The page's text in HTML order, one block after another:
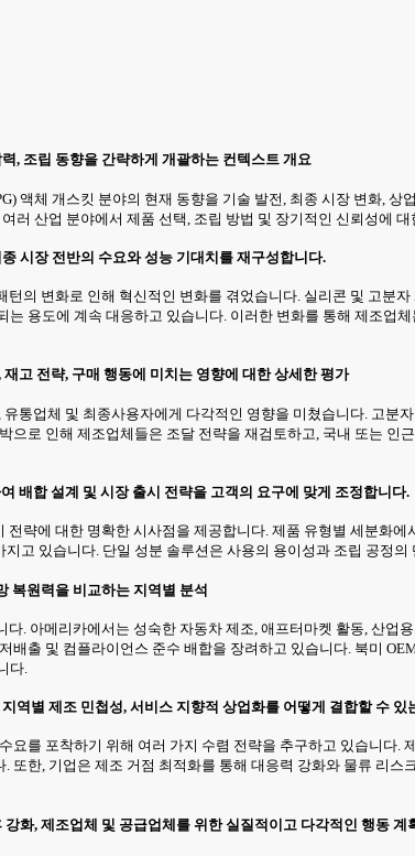
, 조립 동향을 간략하게 개괄하는 컨텍스트 개요
액체 개스킷 분야의 현재 동향을 기술 발전, 최종 시장 변화,
러 산업 분야에서 제품 선택, 조립 방법 및 장기적인 신뢰성에
시장 전반의 수요와 성능 기대치를 재구성합니다.
의 변화로 인해 혁신적인 변화를 겪었습니다. 실리콘 및 고
용도에 계속 대응하고 있습니다. 이러한 변화를 통해 제조업
고 전략, 구매 행동에 미치는 영향에 대한 상세한 평가
통업체 및 최종사용자에게 다각적인 영향을 미쳤습니다. 고
으로 인해 제조업체들은 조달 전략을 재검토하고, 국내 또는
배합 설계 및 시장 출시 전략을 고객의 요구에 맞게 조정합니다.
략에 대한 명확한 시사점을 제공합니다. 제품 유형별 세분화
고 있습니다. 단일 성분 솔루션은 사용의 용이성과 조립 공정
복원력을 비교하는 지역별 분석
. 아메리카에서는 성숙한 자동차 제조, 애프터마켓 활동, 산
배출 및 컴플라이언스 준수 배합을 장려하고 있습니다. 북미
다.
역별 제조 민첩성, 서비스 지향적 상업화를 어떻게 결합할 수 있
를 포착하기 위해 여러 가지 수렴 전략을 추구하고 있습니다
또한, 기업은 제조 거점 최적화를 통해 대응력 강화와 물류 리
화, 제조업체 및 공급업체를 위한 실질적이고 다각적인 행동 계